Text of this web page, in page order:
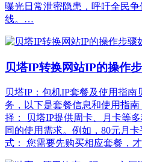
曝光日常泄密隐患，呼吁全民
线。…
贝塔IP转换网站IP的操作
贝塔IP：包机IP套餐及使用指南
务，以下是套餐信息和使用指
择： 贝塔IP提供周卡、月卡等
同的使用需求。例如，80元月
式： 您需要先购买相应套餐，